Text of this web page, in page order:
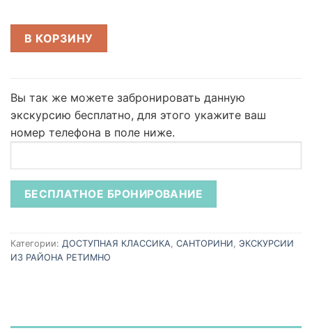
В КОРЗИНУ
Вы так же можете забронировать данную
экскурсию бесплатно, для этого укажите ваш
номер телефона в поле ниже.
Категории: ДОСТУПНАЯ КЛАССИКА САНТОРИНИ ЭКСКУРСИИ
ИЗ РАЙОНА РЕТИМНО